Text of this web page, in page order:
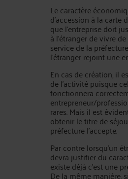
Le caractère
d’accession à la
que l’entreprise doit
à l’étranger de vivre
service de la
l’étranger rejoint une
En cas de création, il
de l’activité puisque
fonctionnera
entrepreneur/
rares. Mais il est
obtenir le titre de
préfecture l’accepte.
Par contre lorsqu’un
devra justifier du
existe déjà c’est une
De la même manière,